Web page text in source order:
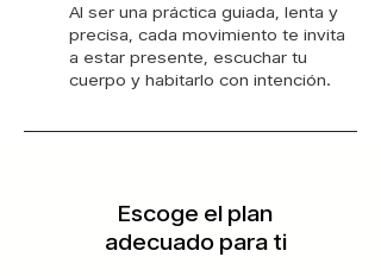
Al ser una práctica guiada, lenta y
precisa, cada movimiento te invita
a estar presente, escuchar tu
cuerpo y habitarlo con intención.
Escoge el plan
adecuado para ti